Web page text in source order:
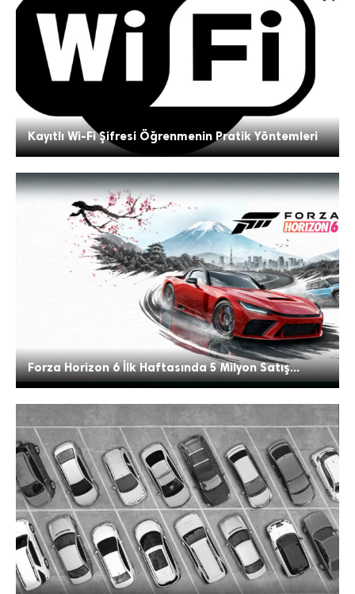
Kayıtlı Wi-Fi Şifresi Öğrenmenin Pratik Yöntemleri
Forza Horizon 6 İlk Haftasında 5 Milyon Satış...